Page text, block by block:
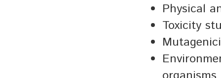
Physical
Toxicity